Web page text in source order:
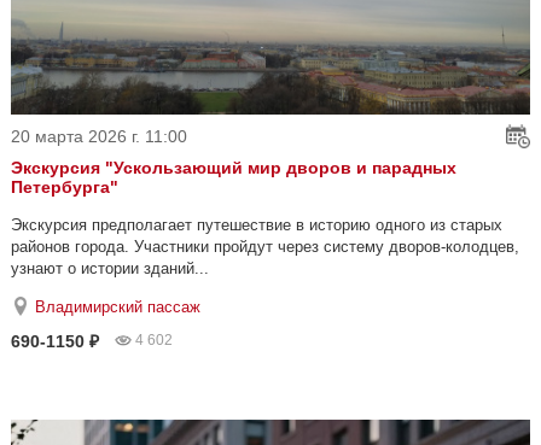
20 марта 2026 г. 11:00
Экскурсия "Ускользающий мир дворов и парадных
Петербурга"
Экскурсия предполагает путешествие в историю одного из старых
районов города. Участники пройдут через систему дворов-колодцев,
узнают о истории зданий...
Владимирский пассаж
690-1150 ₽ 4 602